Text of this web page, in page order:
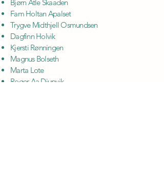
Bjørn Atle Skaaden
Fam Holtan Apalset
Trygve Midthjell Osmundsen
Dagfinn Holvik
Kjersti Rønningen
Magnus Bolseth
Marta Lote
Roger Aa Djupvik